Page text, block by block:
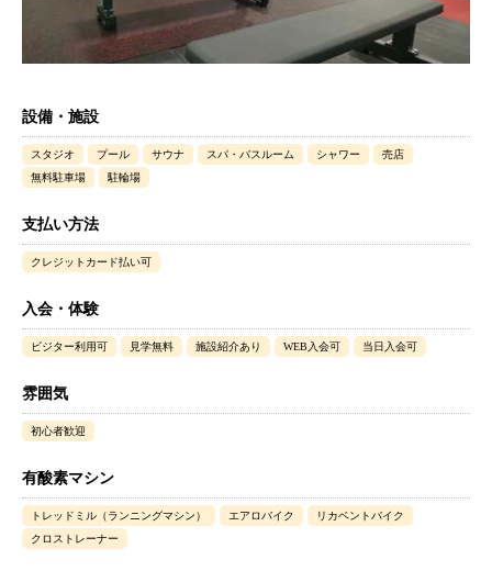
設備・施設
スタジオ プール サウナ スパ・バスルーム シャワー
売店
無料駐車場
駐輪場
支払い方法
クレジットカード払い可
入会・体験
ビジター利用可 見学無料 施設紹介あり WEB入会可 当日入会可
雰囲気
初心者歓迎
有酸素マシン
トレッドミル（ランニングマシン） エアロバイク
リカベントバイク
クロストレーナー